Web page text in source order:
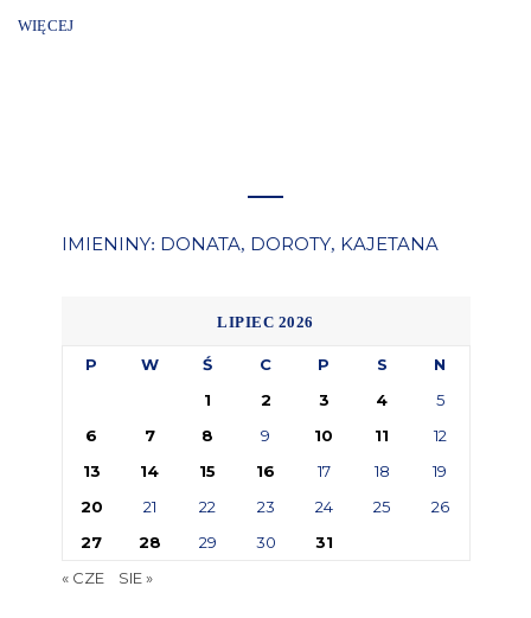
WIĘCEJ
IMIENINY: DONATA, DOROTY, KAJETANA
LIPIEC 2026
P W Ś C P S
N
1
2 3 4
5
6
7 8 9 10 11
12
13
14 15 16 17 18
19
20
21 22 23 24 25
26
27
28 29 30
31
« CZE
SIE »